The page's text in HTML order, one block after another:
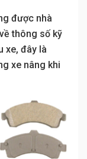
được nhà
thông số kỹ
xe, đây là
xe nâng khi